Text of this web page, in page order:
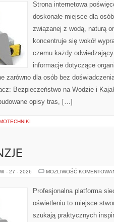
Strona internetowa
doskonałe miejsce dla
związanej z wodą, naturą
koncentruje się wokół
czemu każdy
informacje dotyczące
zarówno dla osób bez
Bezpieczeństwo na Wodzie i
opisy tras, […]
- 27 - 2026 MOŻLIWOŚĆ
Profesjonalna platforma
oświetleniu to miejsce
szukają praktycznych